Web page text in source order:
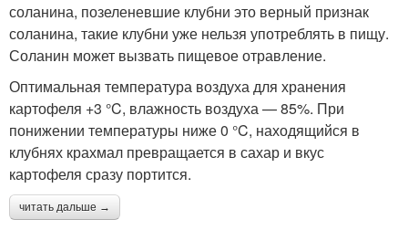
соланина, позеленевшие клубни это верный признак
соланина, такие клубни уже нельзя употреблять в пищу.
Соланин может вызвать пищевое отравление.
Оптимальная температура воздуха для хранения
картофеля +3 °C, влажность воздуха — 85%. При
понижении температуры ниже 0 °C, находящийся в
клубнях крахмал превращается в сахар и вкус
картофеля сразу портится.
читать дальше →